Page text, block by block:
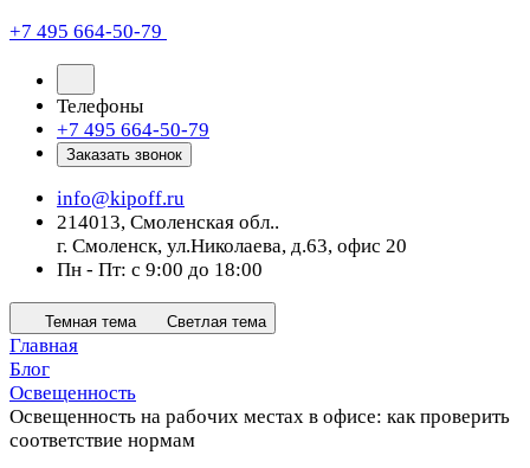
+7 495 664-50-79
Телефоны
+7 495 664-50-79
Заказать звонок
info@kipoff.ru
214013, Смоленская обл..
г. Смоленск, ул.Николаева, д.63, офис 20
Пн - Пт: с 9:00 до 18:00
Темная тема Светлая тема
Главная
Блог
Освещенность
Освещенность на рабочих местах в офисе: как проверить
соответствие нормам